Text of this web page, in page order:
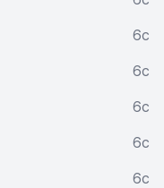
6c
6c
6c
6c
6c